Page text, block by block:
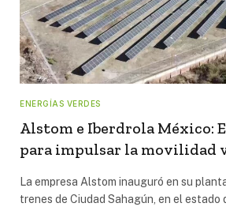
ENERGÍAS VERDES
Alstom e Iberdrola México:
para impulsar la movilidad
La empresa Alstom inauguró en su
trenes de Ciudad Sahagún, en el estado